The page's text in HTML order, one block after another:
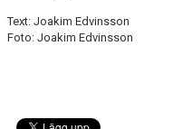
Text: Joakim Edvinsson
Foto: Joakim Edvinsson